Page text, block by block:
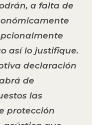
a falta de
así lo justifique.
declaración
de
las
protección